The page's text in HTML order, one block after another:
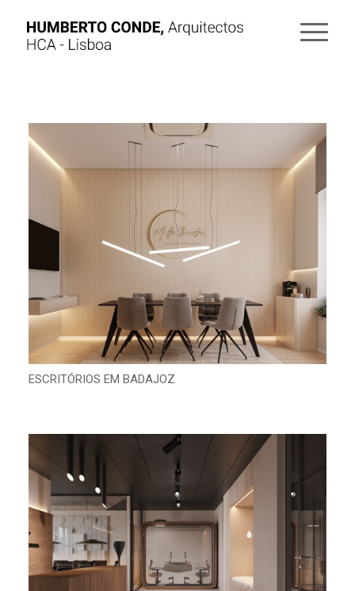
ESCRITÓRIOS EM BADAJOZ